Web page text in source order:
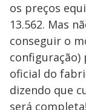
os preços
13.562. Mas
conseguir o
configuração)
oficial do
dizendo que
será completa!